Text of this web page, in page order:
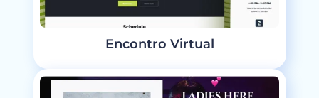
Encontro Virtual